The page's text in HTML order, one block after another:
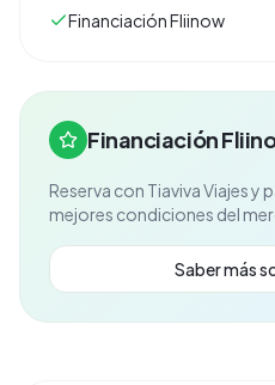
Financiación Fliinow
Financiación
Reserva con Tiaviva Viajesy
mejores condiciones del
Saber más